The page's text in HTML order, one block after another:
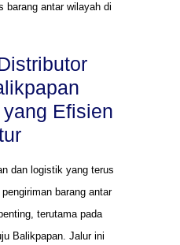
barang antar wilayah di
Efisien
dan logistik yang terus
barang antar
terutama pada
Balikpapan. Jalur ini